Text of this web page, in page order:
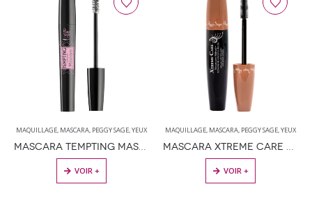
MAQUILLAGE, MASCARA, PEGGY SAGE,YEUX
MASCARA TEMPTING MASCARA – NOIR 9ML
VOIR +
MAQUILLAGE, MASCARA, PEGGY SAGE,YEUX
MASCARA XTREME CARE – HAVANE 11ML
VOIR +